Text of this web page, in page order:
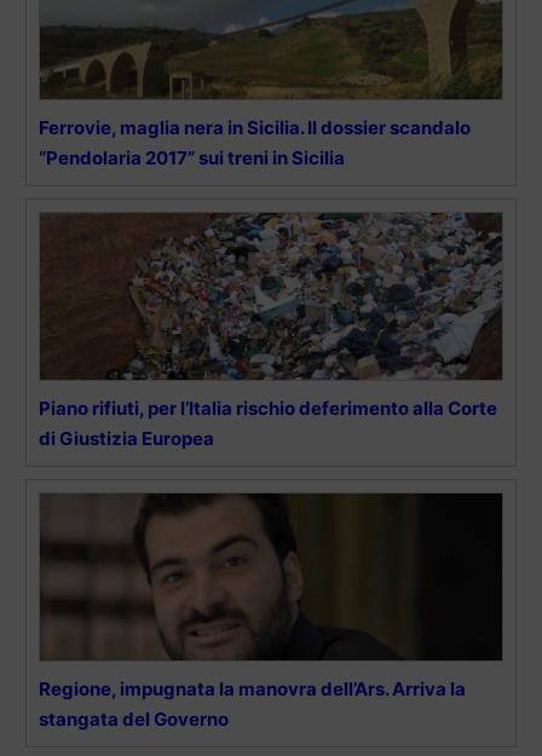
Ferrovie, maglia nera in Sicilia. Il dossier scandalo
“Pendolaria 2017” sui treni in Sicilia
Piano rifiuti, per l’Italia rischio deferimento alla Corte
di Giustizia Europea
Regione, impugnata la manovra dell’Ars. Arriva la
stangata del Governo